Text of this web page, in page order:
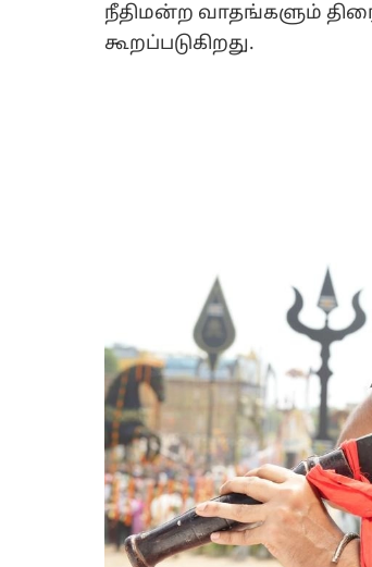
நீதிமன்ற வாதங்களும்
கூறப்படுகிறது.